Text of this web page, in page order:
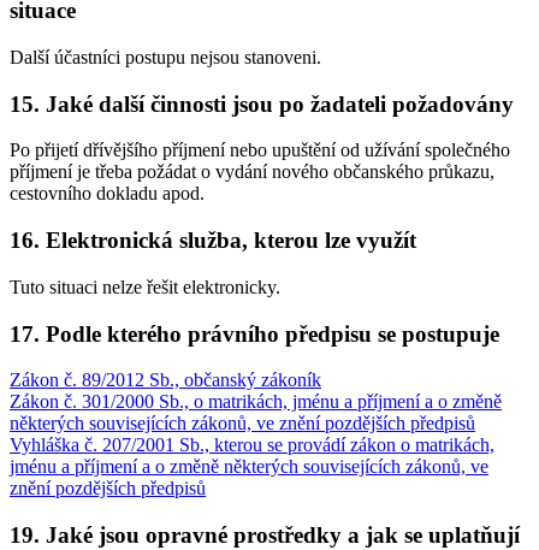
situace
Další účastníci postupu nejsou stanoveni.
15. Jaké další činnosti jsou po žadateli požadovány
Po přijetí dřívějšího příjmení nebo upuštění od užívání společného
příjmení je třeba požádat o vydání nového občanského průkazu,
cestovního dokladu apod.
16. Elektronická služba, kterou lze využít
Tuto situaci nelze řešit elektronicky.
17. Podle kterého právního předpisu se postupuje
Zákon č. 89/2012 Sb., občanský zákoník
Zákon č. 301/2000 Sb., o matrikách, jménu a příjmení a o změně
některých souvisejících zákonů, ve znění pozdějších předpisů
Vyhláška č. 207/2001 Sb., kterou se provádí zákon o matrikách,
jménu a příjmení a o změně některých souvisejících zákonů, ve
znění pozdějších předpisů
19. Jaké jsou opravné prostředky a jak se uplatňují